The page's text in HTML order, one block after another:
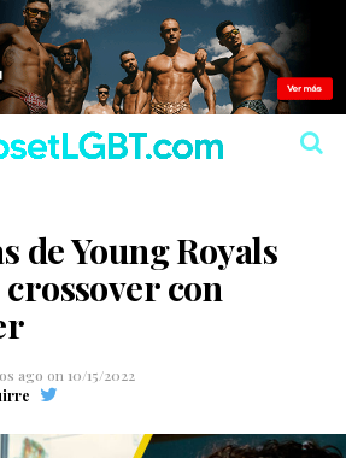
de Young Royals
con
ago on 10/15/2022